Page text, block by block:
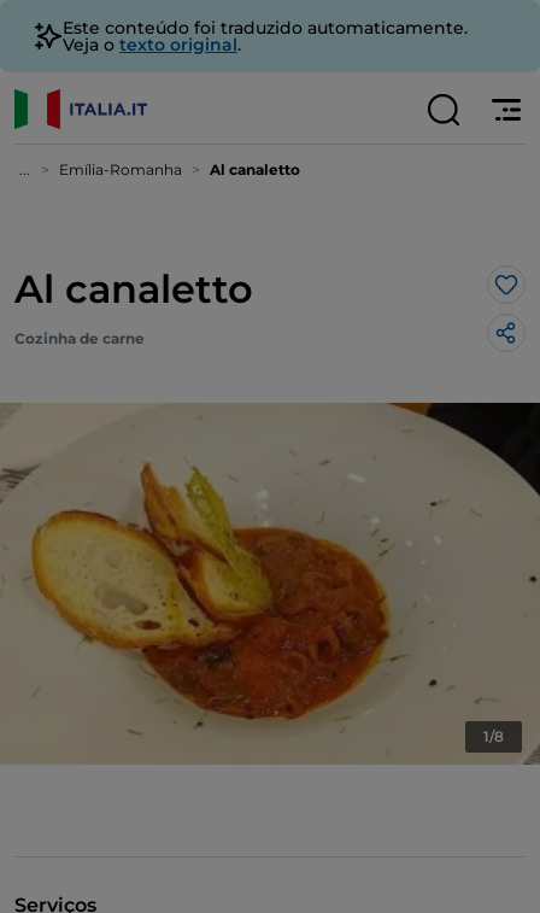
Este conteúdo foi traduzido automaticamente.
Veja o texto original.
... Emília-Romanha Al canaletto
Al canaletto
Cozinha de carne
1/8
Serviços